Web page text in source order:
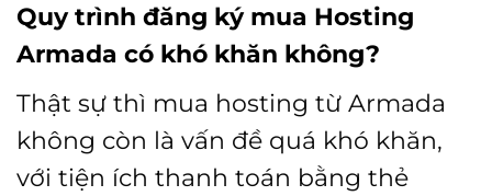
Quy trình đăng ký mua Hosting
Armada có khó khăn không?
Thật sự thì mua hosting từ Armada
không còn là vấn đề quá khó khăn,
với tiện ích thanh toán bằng thẻ